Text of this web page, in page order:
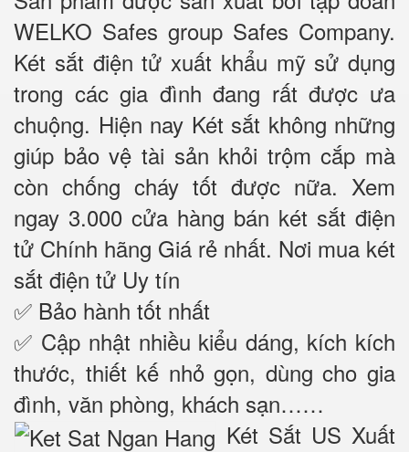
WELKO Safes group Safes Company.
Két sắt điện tử xuất khẩu mỹ sử dụng
trong các gia đình đang rất được ưa
chuộng. Hiện nay Két sắt không những
giúp bảo vệ tài sản khỏi trộm cắp mà
còn chống cháy tốt được nữa. Xem
ngay 3.000 cửa hàng bán két sắt điện
tử Chính hãng Giá rẻ nhất. Nơi mua két
sắt điện tử Uy tín
✅ Bảo hành tốt nhất
✅ Cập nhật nhiều kiểu dáng, kích kích
thước, thiết kế nhỏ gọn, dùng cho gia
đình, văn phòng, khách sạn……
Két Sắt US Xuất